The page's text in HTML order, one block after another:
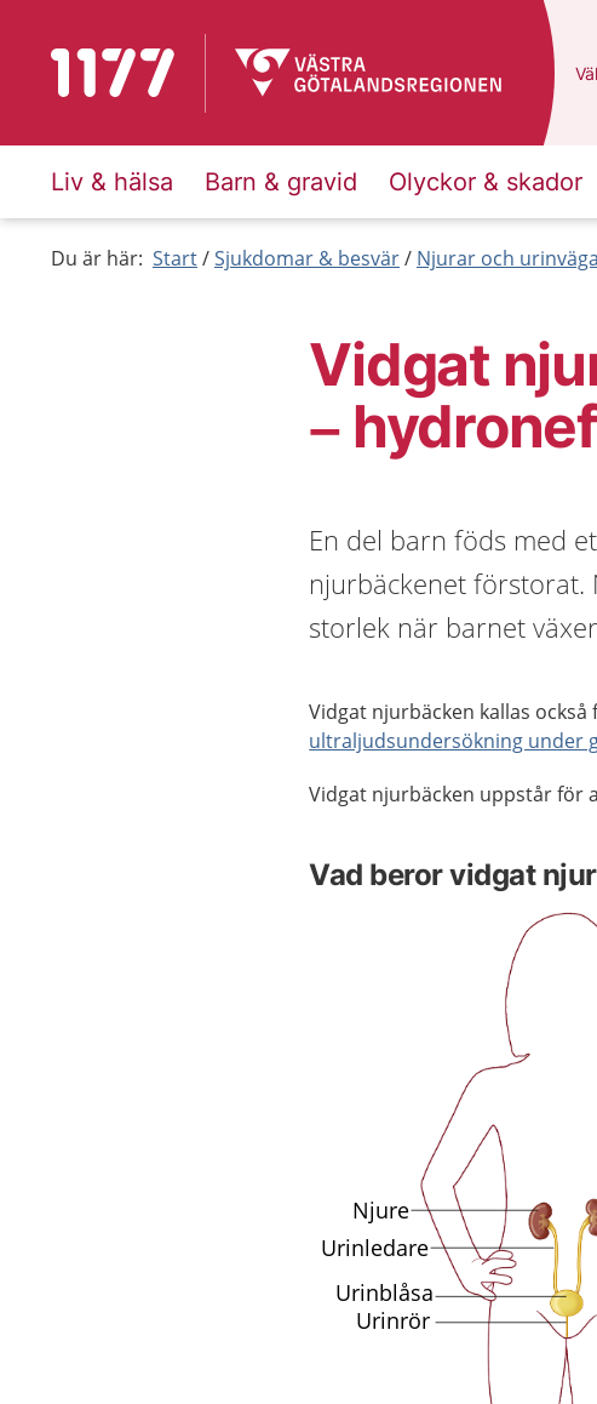
Till startsidan för 1177
Liv & hälsa Barn & gravid Olyckor & skador
Du är här: Start Sjukdomar & besvär Njurar och
Vidgat
–
En del barn föds med
njurbäckenet förstorat.
storlek när barnet
Vidgat njurbäcken kallas
ultraljudsundersökning under
Vidgat njurbäcken uppstår för
Vad beror vidgat